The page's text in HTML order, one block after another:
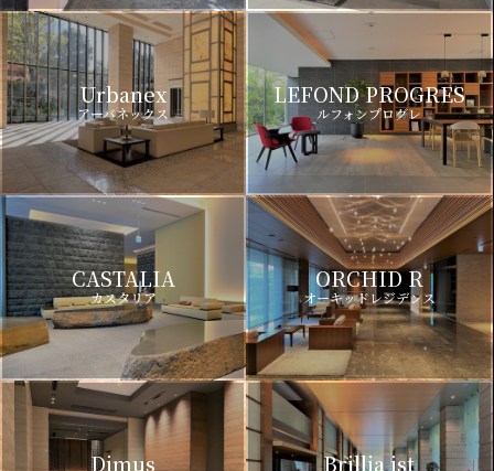
Urbanex
アーバネックス
LEFOND PROGRES
ルフォンプログレ
CASTALIA
カスタリア
ORCHID R
オーキッドレジデンス
Dimus Brillia ist